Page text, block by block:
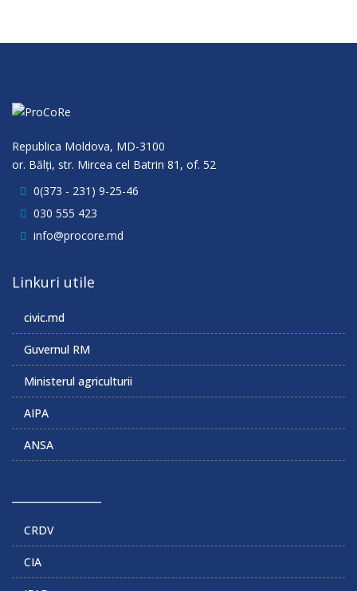
Republica Moldova, MD-3100
or. Bălţi, str. Mircea cel Batrin 81, of. 52
0(373 - 231) 9-25-46
030 555 423
info@procore.md
Linkuri utile
civic.md
Guvernul RM
Ministerul agriculturii
AIPA
ANSA
CRDV
CIA